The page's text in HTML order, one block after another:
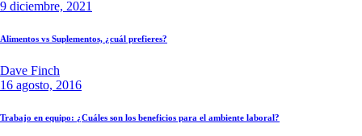
9 diciembre, 2021
Alimentos vs Suplementos, ¿cuál prefieres?
Dave Finch
16 agosto, 2016
Trabajo en equipo: ¿Cuáles son los beneficios para el ambiente laboral?